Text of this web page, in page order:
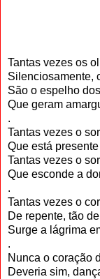
Tantas vezes os
Silenciosamente,
São o espelho
Que geram
.
Tantas vezes o
Que está
Tantas vezes o
Que esconde a
.
Tantas vezes o
De repente, tão
Surge a lágrima
.
Nunca o coração
Deveria sim,